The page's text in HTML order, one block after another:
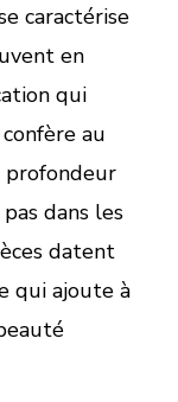
caractérise
en
qui
au
dans les
datent
qui ajoute à